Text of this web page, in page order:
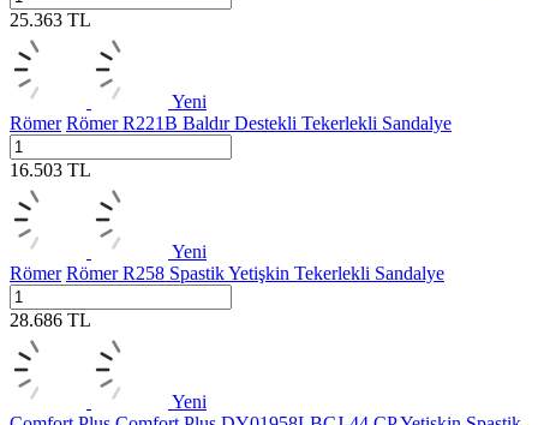
25.363 TL
Yeni
Römer Römer R221B Baldır Destekli Tekerlekli Sandalye
16.503 TL
Yeni
Römer Römer R258 Spastik Yetişkin Tekerlekli Sandalye
28.686 TL
Yeni